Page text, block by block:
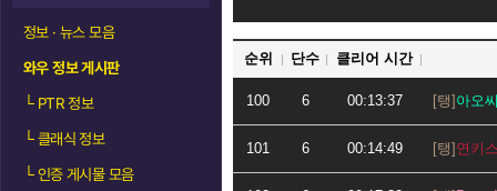
정보 · 뉴스 모음
와우 정보 게시판
└PTR 정보
└클래식 정보
└인증 게시물 모음
순위 단수 클리어 시간
100 6 00:13:37 아오
101 6 00:14:49 연키